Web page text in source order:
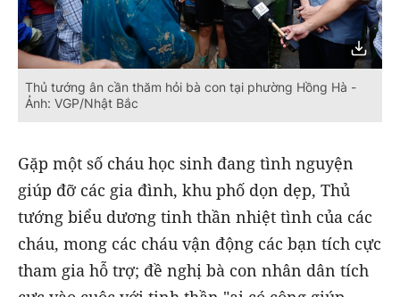
Thủ tướng ân cần thăm hỏi bà con tại phường Hồng Hà -
Ảnh: VGP/Nhật Bắc
Gặp một số cháu học sinh đang tình nguyện
giúp đỡ các gia đình, khu phố dọn dẹp, Thủ
tướng biểu dương tinh thần nhiệt tình của các
cháu, mong các cháu vận động các bạn tích cực
tham gia hỗ trợ; đề nghị bà con nhân dân tích